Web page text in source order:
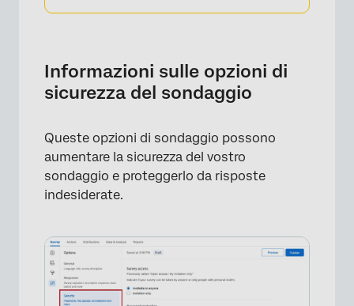
Opzioni di sondaggio in diversi tipi di
progetti
Informazioni sulle opzioni di
sicurezza del sondaggio
Queste opzioni di sondaggio possono
aumentare la sicurezza del vostro
sondaggio e proteggerlo da risposte
indesiderate.